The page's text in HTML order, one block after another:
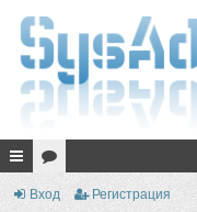
с ор
Вход Регистрация